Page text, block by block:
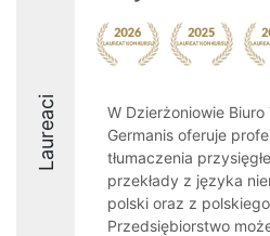
Laureaci
W Dzierżoniowie Biuro
Germanis oferuje
tłumaczenia
przekłady z języka
polski oraz z
Przedsiębiorstwo